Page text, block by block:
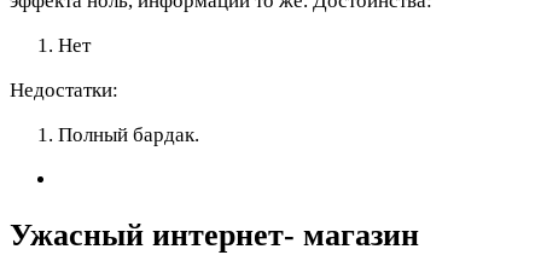
Нет
Недостатки:
Полный бардак.
Ужасный интернет- магазин